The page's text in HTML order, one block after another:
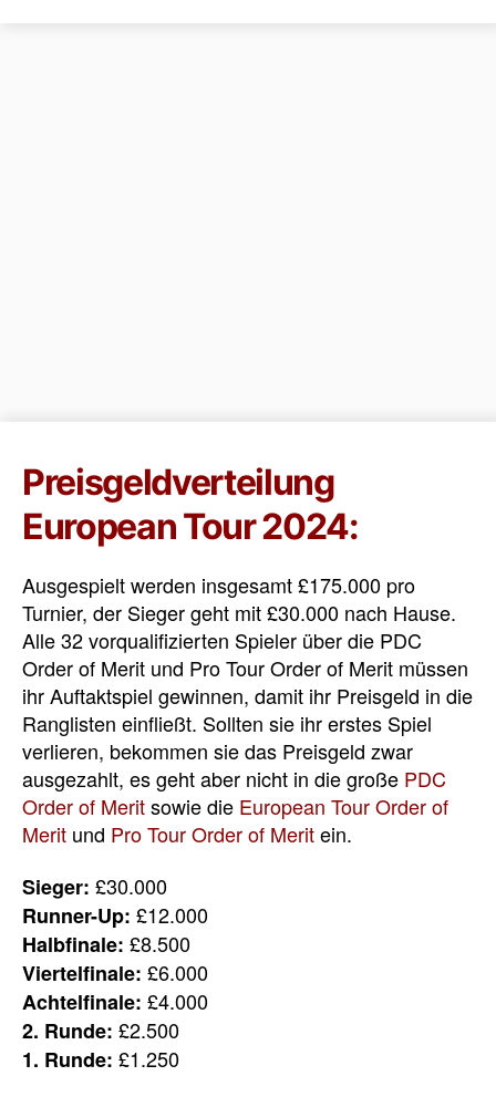
Preisgeldverteilung
European Tour 2024:
Ausgespielt werden insgesamt £175.000 pro
Turnier, der Sieger geht mit £30.000 nach Hause.
Alle 32 vorqualifizierten Spieler über die PDC
Order of Merit und Pro Tour Order of Merit müssen
ihr Auftaktspiel gewinnen, damit ihr Preisgeld in die
Ranglisten einfließt. Sollten sie ihr erstes Spiel
verlieren, bekommen sie das Preisgeld zwar
ausgezahlt, es geht aber nicht in diegroße PDC
Order of Meritsowie die European Tour Order of
Merit und Pro Tour Order of Meritein.
Sieger: £30.000
Runner-Up: £12.000
Halbfinale: £8.500
Viertelfinale: £6.000
Achtelfinale: £4.000
2. Runde: £2.500
1. Runde: £1.250